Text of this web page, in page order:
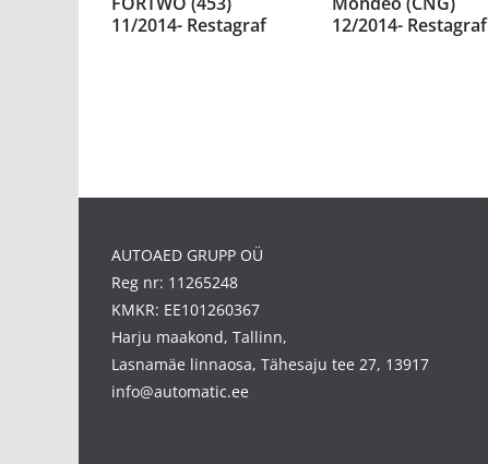
11/2014- Restagraf
12/2014- Restagraf
AUTOAED GRUPP OÜ
Reg nr: 11265248
KMKR: EE101260367
Harju maakond, Tallinn,
Lasnamäe linnaosa, Tähesaju tee 27, 13917
info@automatic.ee